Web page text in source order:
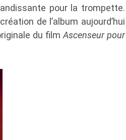
pour la trompette.
de l’album aujourd’hui
du filmAscenseur pour